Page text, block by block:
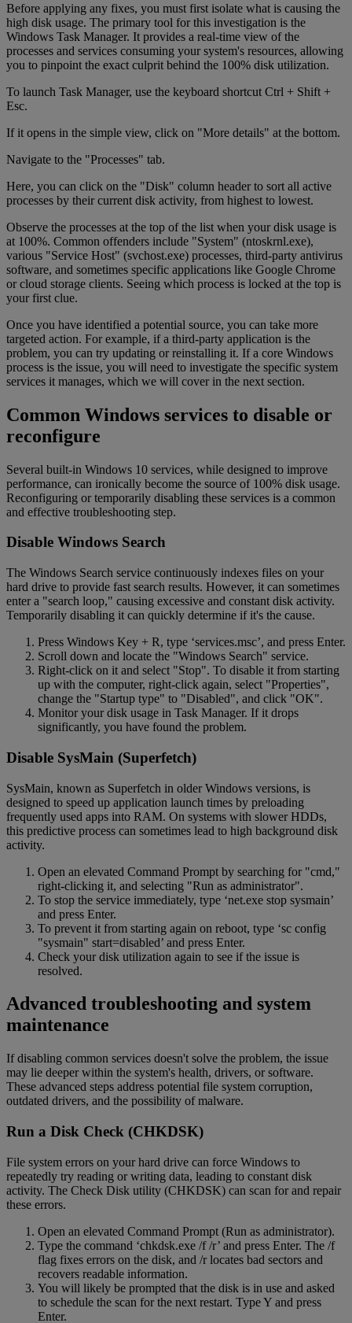
Before applying any fixes, you must first isolate what is causing the
high disk usage. The primary tool for this investigation is the
Windows Task Manager. It provides a real-time view of the
processes and services consuming your system's resources, allowing
you to pinpoint the exact culprit behind the 100% disk utilization.
To launch Task Manager, use the keyboard shortcut Ctrl + Shift +
Esc.
If it opens in the simple view, click on "More details" at the bottom.
Navigate to the "Processes" tab.
Here, you can click on the "Disk" column header to sort all active
processes by their current disk activity, from highest to lowest.
Observe the processes at the top of the list when your disk usage is
at 100%. Common offenders include "System" (ntoskrnl.exe),
various "Service Host" (svchost.exe) processes, third-party antivirus
software, and sometimes specific applications like Google Chrome
or cloud storage clients. Seeing which process is locked at the top is
your first clue.
Once you have identified a potential source, you can take more
targeted action. For example, if a third-party application is the
problem, you can try updating or reinstalling it. If a core Windows
process is the issue, you will need to investigate the specific system
services it manages, which we will cover in the next section.
Common Windows services to disable or
reconfigure
Several built-in Windows 10 services, while designed to improve
performance, can ironically become the source of 100% disk usage.
Reconfiguring or temporarily disabling these services is a common
and effective troubleshooting step.
Disable Windows Search
The Windows Search service continuously indexes files on your
hard drive to provide fast search results. However, it can sometimes
enter a "search loop," causing excessive and constant disk activity.
Temporarily disabling it can quickly determine if it's the cause.
Press Windows Key + R, type ‘services.msc’, and press Enter.
Scroll down and locate the "Windows Search" service.
Right-click on it and select "Stop". To disable it from starting
up with the computer, right-click again, select "Properties",
change the "Startup type" to "Disabled", and click "OK".
Monitor your disk usage in Task Manager. If it drops
significantly, you have found the problem.
Disable SysMain (Superfetch)
SysMain, known as Superfetch in older Windows versions, is
designed to speed up application launch times by preloading
frequently used apps into RAM. On systems with slower HDDs,
this predictive process can sometimes lead to high background disk
activity.
Open an elevated Command Prompt by searching for "cmd,"
right-clicking it, and selecting "Run as administrator".
To stop the service immediately, type ‘net.exe stop sysmain’
and press Enter.
To prevent it from starting again on reboot, type ‘sc config
"sysmain" start=disabled’ and press Enter.
Check your disk utilization again to see if the issue is
resolved.
Advanced troubleshooting and system
maintenance
If disabling common services doesn't solve the problem, the issue
may lie deeper within the system's health, drivers, or software.
These advanced steps address potential file system corruption,
outdated drivers, and the possibility of malware.
Run a Disk Check (CHKDSK)
File system errors on your hard drive can force Windows to
repeatedly try reading or writing data, leading to constant disk
activity. The Check Disk utility (CHKDSK) can scan for and repair
these errors.
Open an elevated Command Prompt (Run as administrator).
Type the command ‘chkdsk.exe /f /r’ and press Enter. The /f
flag fixes errors on the disk, and /r locates bad sectors and
recovers readable information.
You will likely be prompted that the disk is in use and asked
to schedule the scan for the next restart. Type Y and press
Enter.